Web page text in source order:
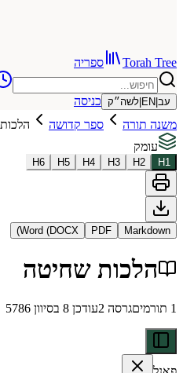
ספריה
כניסה
ספר קדושה
הלכות שחיטה
H3
H4
H5
H6
PDF
Word (DOCX)
שחיטה
גרסה 2עודכן 8 בסיוון 5786